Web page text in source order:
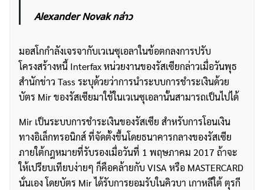
Alexander Novak กล่าว
มอสโกกำลังเจรจากับเวเนซุเอลาในข้อตกลงการปรับ
โครงสร้างหนี้ Interfax หน่วยงานของรัสเซียกล่าวเมื่อวันพุธ
สำนักข่าว Tass ระบุด้วยว่าการนำระบบการชำระเงินด้วย
บัตร Mir ของรัสเซียมาใช้ในเวเนซุเอลานั้นสามารถเป็นไปได้
Mir เป็นระบบการชำระเงินของรัสเซีย สำหรับการโอนเงิน
ทางอิเล็กทรอนิกส์ ที่จัดตั้งขึ้นโดยธนาคารกลางของรัสเซีย
ภายใต้กฎหมายที่รับรองเมื่อวันที่ 1 พฤษภาคม 2017 ถ้าจะ
ให้เปรียบเทียบง่ายๆ ก็คือคล้ายกับ VISA หรือ MASTERCARD
นั่นเอง โดยบัตร Mir ได้รับการยอมรับในคิวบา เกาหลีใต้ ตุรกี